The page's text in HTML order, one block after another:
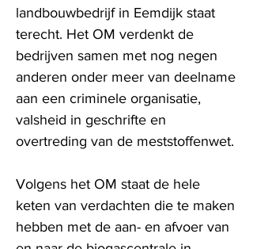
landbouwbedrijf in Eemdijk staat
terecht. Het OM verdenkt de
bedrijven samen met nog negen
anderen onder meer van deelname
aan een criminele organisatie,
valsheid in geschrifte en
overtreding van de meststoffenwet.
Volgens het OM staat de hele
keten van verdachten die te maken
hebben met de aan- en afvoer van